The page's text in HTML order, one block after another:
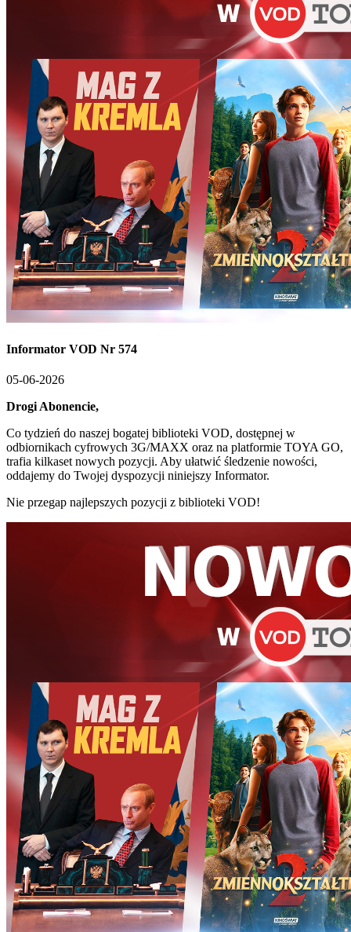
Informator VOD Nr 574
05-06-2026
Drogi Abonencie,
Co tydzień do naszej bogatej biblioteki VOD, dostępnej w
odbiornikach cyfrowych 3G/MAXX oraz na platformie TOYA GO,
trafia kilkaset nowych pozycji. Aby ułatwić śledzenie nowości,
oddajemy do Twojej dyspozycji niniejszy Informator.
Nie przegap najlepszych pozycji z biblioteki VOD!